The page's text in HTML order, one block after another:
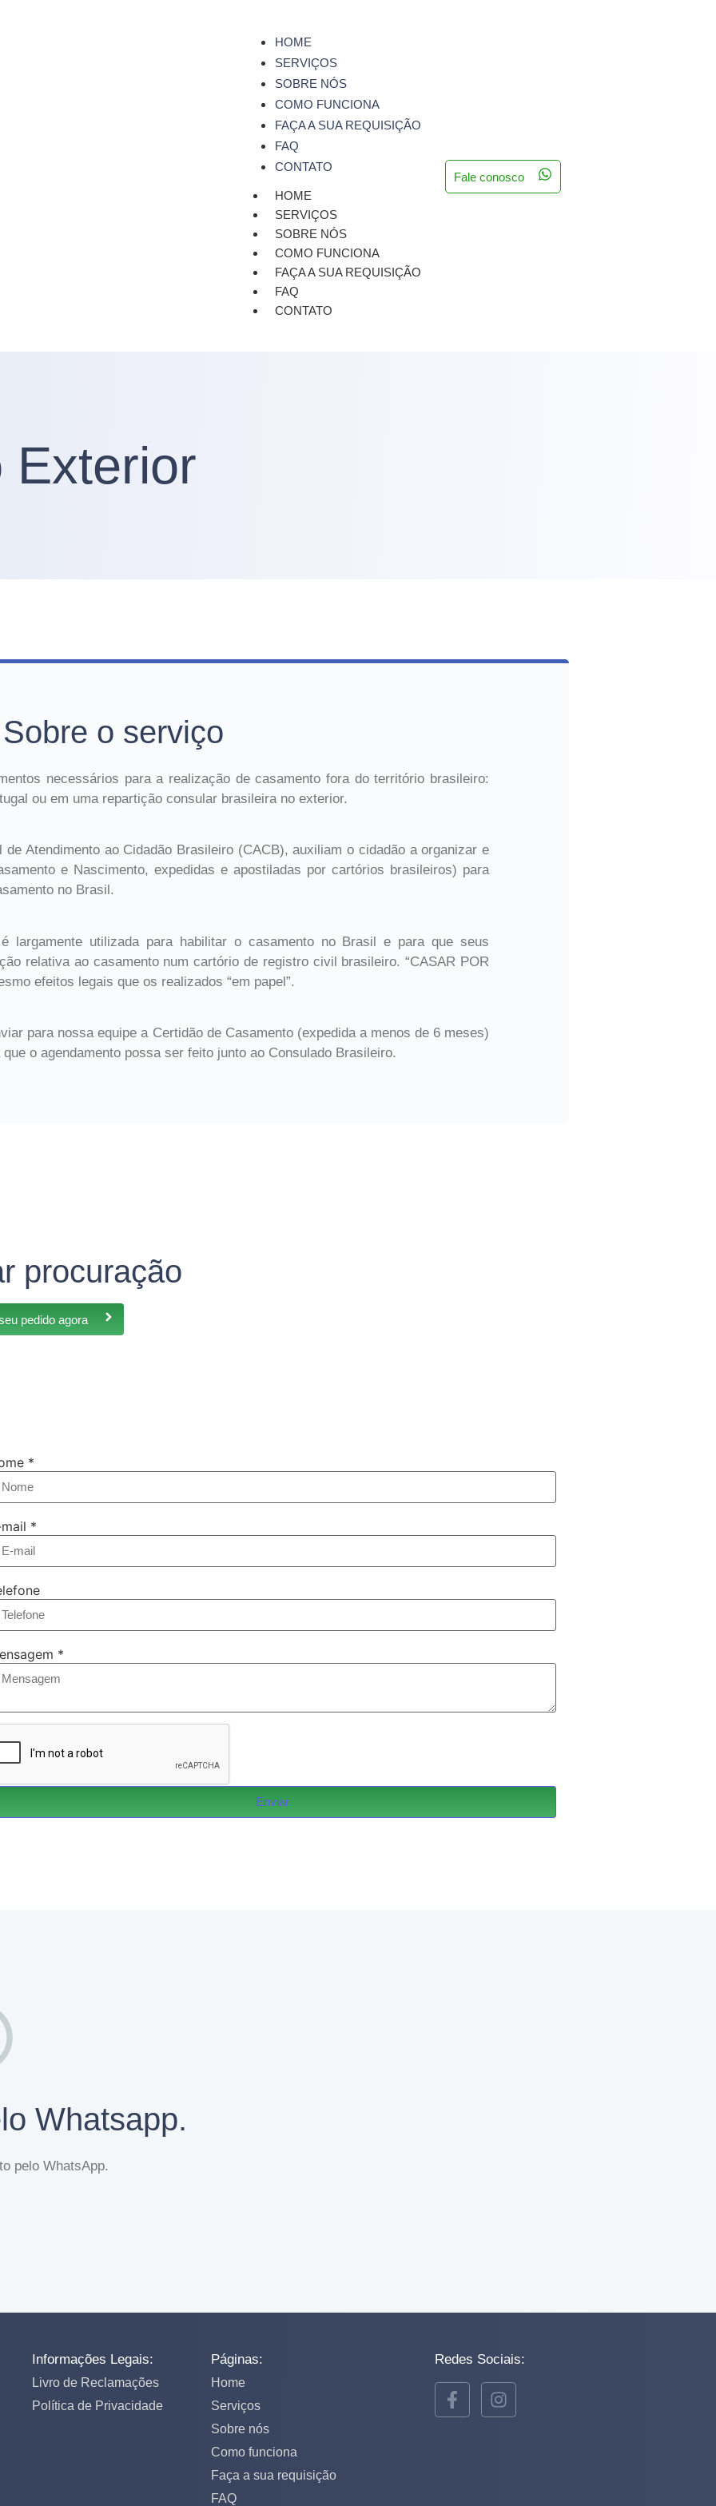
Fale conosco
HOME
SERVIÇOS
SOBRE NÓS
COMO FUNCIONA
FAÇA A SUA REQUISIÇÃO
FAQ
CONTATO
HOME
SERVIÇOS
SOBRE NÓS
COMO FUNCIONA
FAÇA A SUA REQUISIÇÃO
FAQ
CONTATO
Exterior
Sobre o serviço
necessários para a realização de casamento fora do território brasileiro:
ou em uma repartição consular brasileira no exterior.
Atendimento ao Cidadão Brasileiro (CACB), auxiliam o cidadão a organizar e
e Nascimento, expedidas e apostiladas por cartórios brasileiros) para
no Brasil.
largamente utilizada para habilitar o casamento no Brasil e para que seus
relativa ao casamento num cartório de registro civil brasileiro. “CASAR POR
efeitos legais que os realizados “em papel”.
para nossa equipe a Certidão de Casamento (expedida a menos de 6 meses)
o agendamento possa ser feito junto ao Consulado Brasileiro.
procuração
pedido agora
*
*
*
Enviar
Whatsapp.
pelo WhatsApp.
Informações Legais:
Livro de Reclamações
Política de Privacidade
Páginas:
Home
Serviços
Sobre nós
Como funciona
Faça a sua requisição
FAQ
Redes Sociais: